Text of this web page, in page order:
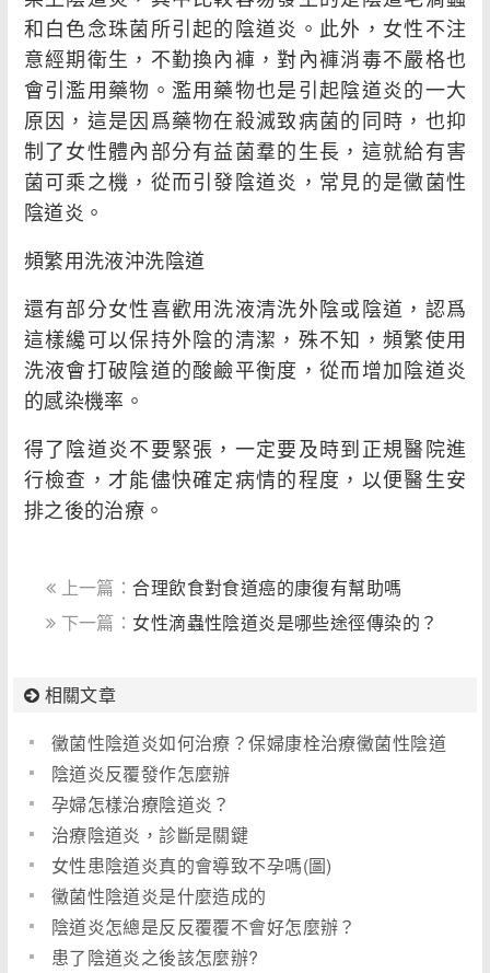
和白色念珠菌所引起的陰道炎。此外，女性不注
意經期衛生，不勤換內褲，對內褲消毒不嚴格也
會引濫用藥物。濫用藥物也是引起陰道炎的一大
原因，這是因爲藥物在殺滅致病菌的同時，也抑
制了女性體內部分有益菌羣的生長，這就給有害
菌可乘之機，從而引發陰道炎，常見的是黴菌性
陰道炎。
頻繁用洗液沖洗陰道
還有部分女性喜歡用洗液清洗外陰或陰道，認爲
這樣纔可以保持外陰的清潔，殊不知，頻繁使用
洗液會打破陰道的酸鹼平衡度，從而增加陰道炎
的感染機率。
得了陰道炎不要緊張，一定要及時到正規醫院進
行檢查，才能儘快確定病情的程度，以便醫生安
排之後的治療。
上一篇：合理飲食對食道癌的康復有幫助嗎
下一篇： 女性滴蟲性陰道炎是哪些途徑傳染的？
相關文章
黴菌性陰道炎如何治療？保婦康栓治療黴菌性陰道
炎
陰道炎反覆發作怎麼辦
孕婦怎樣治療陰道炎？
治療陰道炎，診斷是關鍵
女性患陰道炎真的會導致不孕嗎(圖)
黴菌性陰道炎是什麼造成的
陰道炎怎總是反反覆覆不會好怎麼辦？
患了陰道炎之後該怎麼辦?